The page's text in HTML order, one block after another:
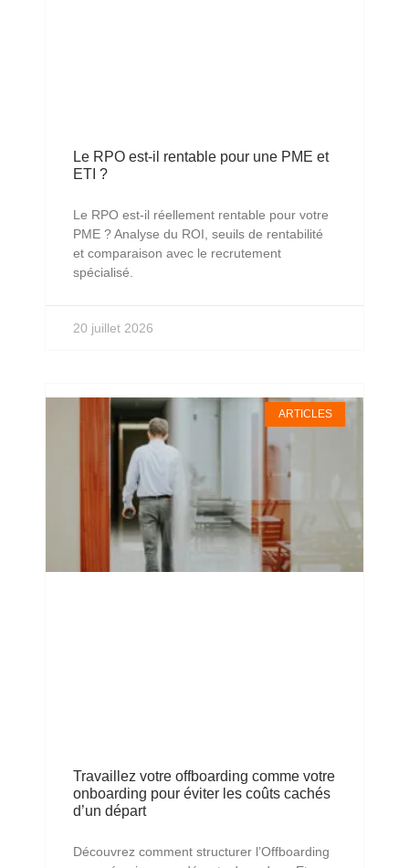
Le RPO est-il rentable pour une PME et
ETI ?
Le RPO est-il réellement rentable pour votre
PME ? Analyse du ROI, seuils de rentabilité
et comparaison avec le recrutement
spécialisé.
20 juillet 2026
ARTICLES
Travaillez votre offboarding comme votre
onboarding pour éviter les coûts cachés
d’un départ
Découvrez comment structurer l’Offboarding